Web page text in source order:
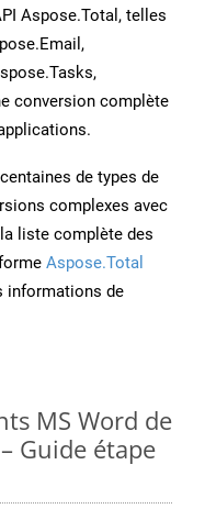
Aspose.Total, telles
conversion complète
de types de
complexes avec
liste complète des
Aspose.Total
informations de
MS Word de
Guide étape